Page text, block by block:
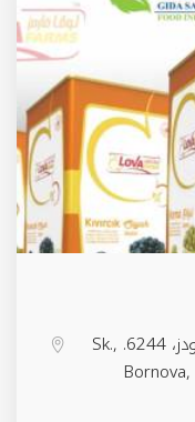
Karacaoğlan, مستودع شركة براتو فودز، 6244. Sk.,
Bornova,